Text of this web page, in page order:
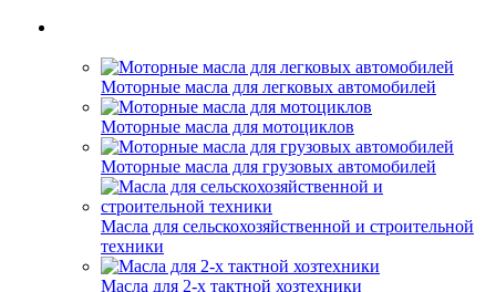
Моторные масла для легковых автомобилей
Моторные масла для мотоциклов
Моторные масла для грузовых автомобилей
Масла для сельскохозяйственной и строительной
техники
Масла для 2-х тактной хозтехники